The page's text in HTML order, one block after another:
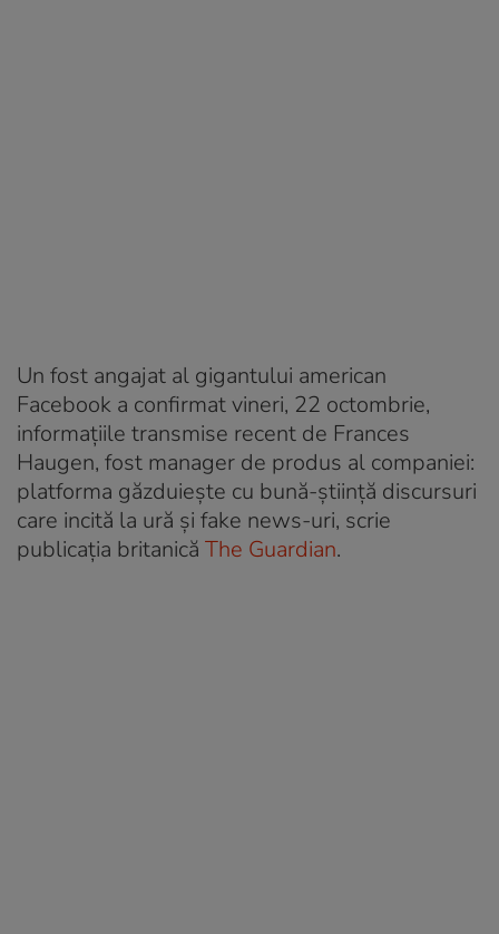
Un fost angajat al gigantului american
Facebook a confirmat vineri, 22 octombrie,
informațiile transmise recent de Frances
Haugen, fost manager de produs al companiei:
platforma găzduiește cu bună-știință discursuri
care incită la ură și fake news-uri, scrie
publicația britanică The Guardian.